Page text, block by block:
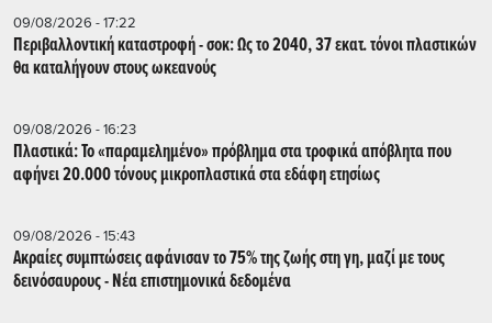
09/08/2026 - 17:22
Περιβαλλοντική καταστροφή - σοκ: Ως το 2040, 37 εκατ. τόνοι πλαστικών
θα καταλήγουν στους ωκεανούς
09/08/2026 - 16:23
Πλαστικά: Το «παραμελημένο» πρόβλημα στα τροφικά απόβλητα που
αφήνει 20.000 τόνους μικροπλαστικά στα εδάφη ετησίως
09/08/2026 - 15:43
Aκραίες συμπτώσεις αφάνισαν το 75% της ζωής στη γη, μαζί με τους
δεινόσαυρους - Νέα επιστημονικά δεδομένα